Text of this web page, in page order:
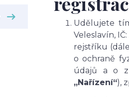
Udělujete
Veleslavín,
rejstříku
o ochraně
údajů a o
„Nařízení“),